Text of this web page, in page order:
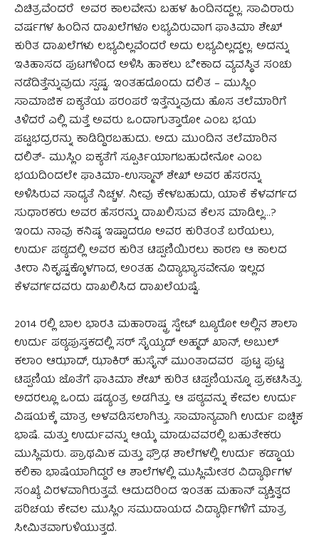
ವಿಚಿತ್ರವೆಂದರೆ ಅವರ ಕಾಲವೇನು ಬಹಳ ಹಿಂದಿನದ್ದಲ್ಲ. ಸಾವಿರಾರು
ವರ್ಷಗಳ ಹಿಂದಿನ ದಾಖಲೆಗಳೂ ಲಭ್ಯವಿರುವಾಗ ಫಾತಿಮಾ ಶೇಖ್
ಕುರಿತ ದಾಖಲೆಗಳು ಲಭ್ಯವಿಲ್ಲವೆಂದರೆ ಅದು ಲಭ್ಯವಿಲ್ಲದ್ದಲ್ಲ. ಅದನ್ನು
ಇತಿಹಾಸದ ಪುಟಗಳಿಂದ ಅಳಿಸಿ ಹಾಕಲು ಬೇಕಾದ ವ್ಯವಸ್ಥಿತ ಸಂಚು
ನಡೆದಿತ್ತೆನ್ನುವುದು ಸ್ಪಷ್ಟ. ಇಂತಹದೊಂದು ದಲಿತ – ಮುಸ್ಲಿಂ
ಸಾಮಾಜಿಕ ಐಕ್ಯತೆಯ ಪರಂಪರೆ ಇತ್ತೆನ್ನುವುದು ಹೊಸ ತಲೆಮಾರಿಗೆ
ತಿಳಿದರೆ ಎಲ್ಲಿ ಮತ್ತೆ ಅವರು ಒಂದಾಗುತ್ತಾರೋ ಎಂಬ ಭಯ
ಪಟ್ಟಭದ್ರರನ್ನು ಕಾಡಿದ್ದಿರಬಹುದು. ಅದು ಮುಂದಿನ ತಲೆಮಾರಿನ
ದಲಿತ್- ಮುಸ್ಲಿಂ ಐಕ್ಯತೆಗೆ ಸ್ಪೂರ್ತಿಯಾಗಬಹುದೇನೋ ಎಂಬ
ಭಯದಿಂದಲೇ ಫಾತಿಮಾ-ಉಸ್ಮಾನ್ ಶೇಖ್ ಅವರ ಹೆಸರನ್ನು
ಅಳಿಸಿರುವ ಸಾಧ್ಯತೆ ನಿಚ್ಚಳ. ನೀವು ಕೇಳಬಹುದು, ಯಾಕೆ ಕೆಳವರ್ಗದ
ಸುಧಾರಕರು ಅವರ ಹೆಸರನ್ನು ದಾಖಲಿಸುವ ಕೆಲಸ ಮಾಡಿಲ್ಲ…?
ಇಂದು ನಾವು ಕನಿಷ್ಠ ಇಷ್ಟಾದರೂ ಅವರ ಕುರಿತಂತೆ ಬರೆಯಲು,
ಉರ್ದು ಪಠ್ಯದಲ್ಲಿ ಅವರ ಕುರಿತ ಟಿಪ್ಪಣಿಯಿರಲು ಕಾರಣ ಆ ಕಾಲದ
ತೀರಾ ನಿಕೃಷ್ಟಕ್ಕೊಳಗಾದ, ಅಂತಹ ವಿದ್ಯಾಭ್ಯಾಸವೇನೂ ಇಲ್ಲದ
ಕೆಳವರ್ಗದವರು ದಾಖಲಿಸಿದ ದಾಖಲೆಯಷ್ಟೆ.
2014 ರಲ್ಲಿ ಬಾಲ ಭಾರತಿ ಮಹಾರಾಷ್ಟ್ರ ಸ್ಟೇಟ್ ಬ್ಯೂರೋ ಅಲ್ಲಿನ ಶಾಲಾ
ಉರ್ದು ಪಠ್ಯಪುಸ್ತಕದಲ್ಲಿ ಸರ್ ಸೈಯ್ಯದ್ ಅಹ್ಮದ್ ಖಾನ್, ಅಬುಲ್
ಕಲಾಂ ಆಝಾದ್, ಝಾಕಿರ್ ಹುಸೈನ್ ಮುಂತಾದವರ ಪುಟ್ಟ ಪುಟ್ಟ
ಟಿಪ್ಪಣಿಯ ಜೊತೆಗೆ ಫಾತಿಮಾ ಶೇಖ್ ಕುರಿತ ಟಿಪ್ಪಣಿಯನ್ನೂ ಪ್ರಕಟಿಸಿತ್ತು.
ಅದರಲ್ಲೂ ಒಂದು ಷಡ್ಯಂತ್ರ ಅಡಗಿತ್ತು. ಆ ಪಠ್ಯವನ್ನು ಕೇವಲ ಉರ್ದು
ವಿಷಯಕ್ಕೆ ಮಾತ್ರ ಅಳವಡಿಸಲಾಗಿತ್ತು. ಸಾಮಾನ್ಯವಾಗಿ ಉರ್ದು ಐಚ್ಛಿಕ
ಭಾಷೆ. ಮತ್ತು ಉರ್ದುವನ್ನು ಆಯ್ಕೆ ಮಾಡುವವರಲ್ಲಿ ಬಹುತೇಕರು
ಮುಸ್ಲಿಮರು. ಪ್ರಾಥಮಿಕ ಮತ್ತು ಫ್ರೌಢ ಶಾಲೆಗಳಲ್ಲಿ ಉರ್ದು ಕಡ್ಡಾಯ
ಕಲಿಕಾ ಭಾಷೆಯಾಗಿದ್ದರೆ ಆ ಶಾಲೆಗಳಲ್ಲಿ ಮುಸ್ಲಿಮೇತರ ವಿದ್ಯಾರ್ಥಿಗಳ
ಸಂಖ್ಯೆ ವಿರಳವಾಗಿರುತ್ತವೆ. ಆದುದರಿಂದ ಇಂತಹ ಮಹಾನ್ ವ್ಯಕ್ತಿತ್ವದ
ಪರಿಚಯ ಕೇವಲ ಮುಸ್ಲಿಂ ಸಮುದಾಯದ ವಿದ್ಯಾರ್ಥಿಗಳಿಗೆ ಮಾತ್ರ
ಸೀಮಿತವಾಗುಳಿಯುತ್ತದೆ.